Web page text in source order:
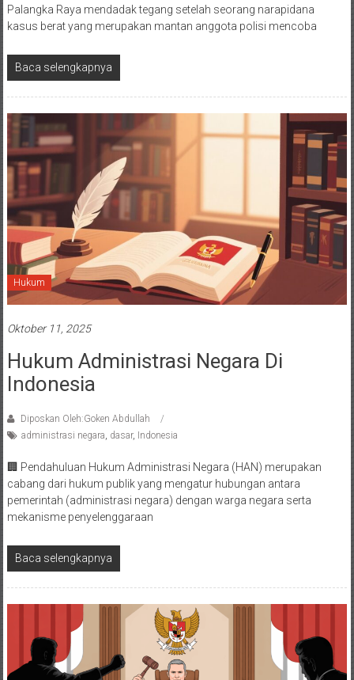
Palangka Raya mendadak tegang setelah seorang narapidana
kasus berat yang merupakan mantan anggota polisi mencoba
Baca selengkapnya
Hukum
Oktober 11, 2025
Hukum Administrasi Negara Di
Indonesia
Diposkan Oleh:Goken Abdullah
administrasi negara, dasar, Indonesia
🏢 Pendahuluan Hukum Administrasi Negara (HAN) merupakan
cabang dari hukum publik yang mengatur hubungan antara
pemerintah (administrasi negara) dengan warga negara serta
mekanisme penyelenggaraan
Baca selengkapnya